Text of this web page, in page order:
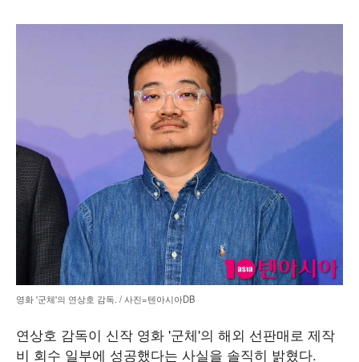
영화 '군체'의 연상호 감독. / 사진=텐아시아DB
연상호 감독이 신작 영화 '군체'의 해외 선판매로 제작
비 회수 일부에 성공했다는 사실을 솔직히 밝혔다.